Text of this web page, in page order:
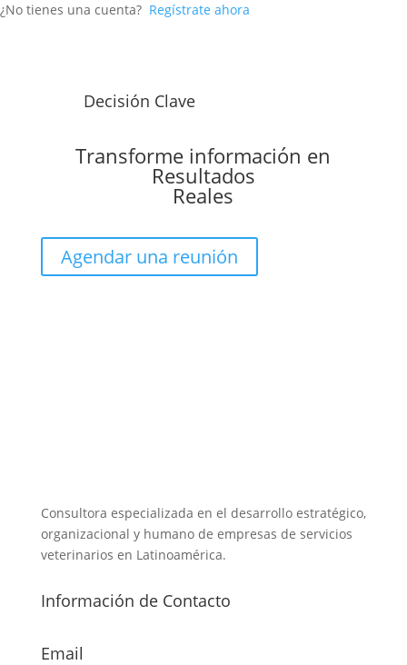
¿No tienes una cuenta? Regístrate ahora
Decisión Clave
Transforme información en
Resultados
Reales
Agendar una reunión
Consultora especializada en el desarrollo estratégico,
organizacional y humano de empresas de servicios
veterinarios en Latinoamérica.
Información de Contacto
Email